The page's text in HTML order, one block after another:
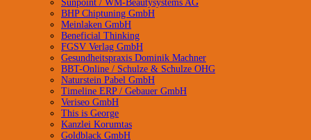
Sunpoint / WM-Beautysystems AG
BHP Chiptuning GmbH
Meinlaken GmbH
Beneficial Thinking
FGSV Verlag GmbH
Gesundheitspraxis Dominik Machner
BBT-Online / Schulze & Schulze OHG
Naturstein Pabel GmbH
Timeline ERP / Gebauer GmbH
Veriseo GmbH
This is George
Kanzlei Korumtas
Goldblack GmbH